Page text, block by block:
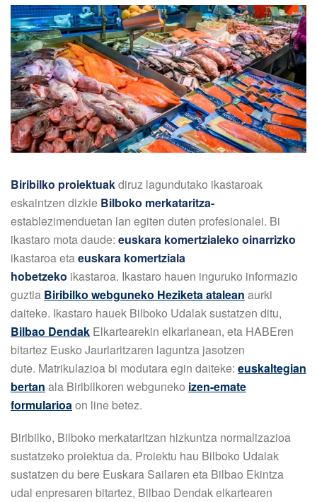
Biribilko proiektuakdiruz lagundutako ikastaroak
eskaintzen dizkie Bilboko merkataritza-
establezimenduetan lan egiten duten profesionalei. Bi
ikastaro mota daude: euskara komertzialeko oinarrizko
ikastaroa etaeuskara komertziala
hobetzeko ikastaroa. Ikastaro hauen inguruko informazio
guztia Biribilko webguneko Heziketa atalean aurki
daiteke. Ikastaro hauek Bilboko Udalak sustatzen ditu,
Bilbao Dendak Elkartearekin elkarlanean, eta HABEren
bitartez Eusko Jaurlaritzaren laguntza jasotzen
dute. Matrikulazioa bi modutara egin daiteke: euskaltegian
bertan ala Biribilkoren webguneko izen-emate
formularioaon line betez.
Biribilko, Bilboko merkataritzan hizkuntza normalizazioa
sustatzeko proiektua da. Proiektu hau Bilboko Udalak
sustatzen du bere Euskara Sailaren eta Bilbao Ekintza
udal enpresaren bitartez, Bilbao Dendak elkartearen